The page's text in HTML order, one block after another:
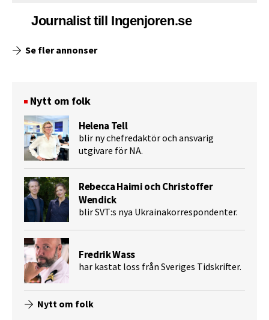
Journalist till Ingenjoren.se
Se fler annonser
Nytt om folk
Helena Tell
blir ny chefredaktör och ansvarig
utgivare för NA.
Rebecca Haimi och Christoffer
Wendick
blir SVT:s nya Ukrainakorrespondenter.
Fredrik Wass
har kastat loss från Sveriges Tidskrifter.
Nytt om folk